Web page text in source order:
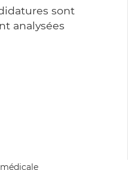
sont
analysées